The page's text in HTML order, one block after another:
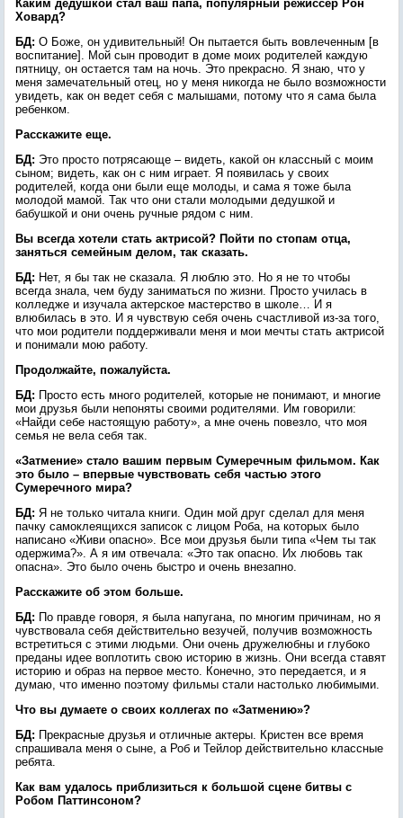
Каким дедушкой стал ваш папа, популярный режиссер Рон
Ховард?
БД: О Боже, он удивительный! Он пытается быть вовлеченным [в
воспитание]. Мой сын проводит в доме моих родителей каждую
пятницу, он остается там на ночь. Это прекрасно. Я знаю, что у
меня замечательный отец, но у меня никогда не было возможности
увидеть, как он ведет себя с малышами, потому что я сама была
ребенком.
Расскажите еще.
БД: Это просто потрясающе – видеть, какой он классный с моим
сыном; видеть, как он с ним играет. Я появилась у своих
родителей, когда они были еще молоды, и сама я тоже была
молодой мамой. Так что они стали молодыми дедушкой и
бабушкой и они очень ручные рядом с ним.
Вы всегда хотели стать актрисой? Пойти по стопам отца,
заняться семейным делом, так сказать.
БД: Нет, я бы так не сказала. Я люблю это. Но я не то чтобы
всегда знала, чем буду заниматься по жизни. Просто училась в
колледже и изучала актерское мастерство в школе… И я
влюбилась в это. И я чувствую себя очень счастливой из-за того,
что мои родители поддерживали меня и мои мечты стать актрисой
и понимали мою работу.
Продолжайте, пожалуйста.
БД: Просто есть много родителей, которые не понимают, и многие
мои друзья были непоняты своими родителями. Им говорили:
«Найди себе настоящую работу», а мне очень повезло, что моя
семья не вела себя так.
«Затмение» стало вашим первым Сумеречным фильмом. Как
это было – впервые чувствовать себя частью этого
Сумеречного мира?
БД: Я не только читала книги. Один мой друг сделал для меня
пачку самоклеящихся записок с лицом Роба, на которых было
написано «Живи опасно». Все мои друзья были типа «Чем ты так
одержима?». А я им отвечала: «Это так опасно. Их любовь так
опасна». Это было очень быстро и очень внезапно.
Расскажите об этом больше.
БД: По правде говоря, я была напугана, по многим причинам, но я
чувствовала себя действительно везучей, получив возможность
встретиться с этими людьми. Они очень дружелюбны и глубоко
преданы идее воплотить свою историю в жизнь. Они всегда ставят
историю и образ на первое место. Конечно, это передается, и я
думаю, что именно поэтому фильмы стали настолько любимыми.
Что вы думаете о своих коллегах по «Затмению»?
БД: Прекрасные друзья и отличные актеры. Кристен все время
спрашивала меня о сыне, а Роб и Тейлор действительно классные
ребята.
Как вам удалось приблизиться к большой сцене битвы с
Робом Паттинсоном?